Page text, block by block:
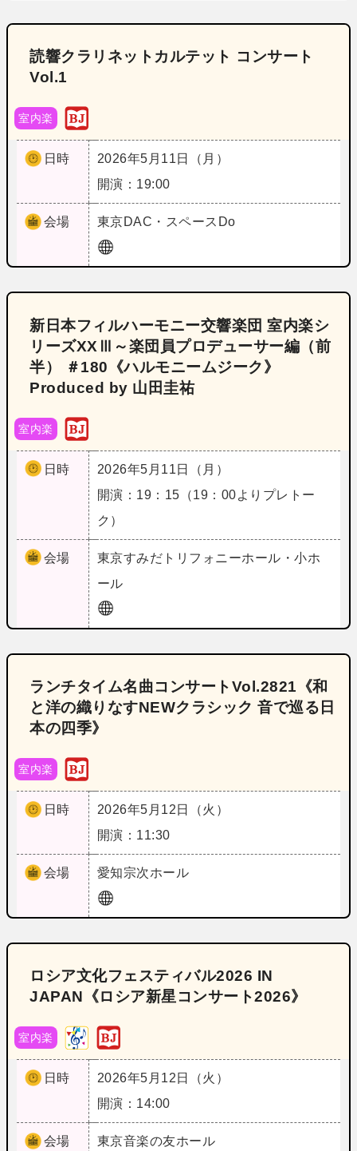
読響クラリネットカルテット コンサート
Vol.1
室内楽
日時
2026年5月11日（月）
開演：19:00
会場 東京DAC・スペースDo
新日本フィルハーモニー交響楽団 室内楽シ
リーズXXⅢ～楽団員プロデューサー編（前
半） ＃180《ハルモニームジーク》
Produced by 山田圭祐
室内楽
日時
2026年5月11日（月）
開演：19：15（19：00よりプレトー
ク）
会場 東京すみだトリフォニーホール・小ホ
ール
ランチタイム名曲コンサートVol.2821《和
と洋の織りなすNEWクラシック 音で巡る日
本の四季》
室内楽
日時
2026年5月12日（火）
開演：11:30
会場 愛知宗次ホール
ロシア文化フェスティバル2026 IN
JAPAN《ロシア新星コンサート2026》
室内楽
日時
2026年5月12日（火）
開演：14:00
会場 東京音楽の友ホール